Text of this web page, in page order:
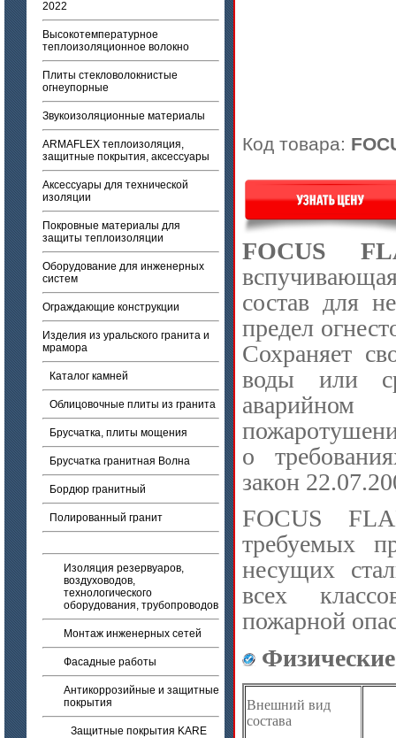
2022
Высокотемпературное
теплоизоляционное волокно
Плиты стекловолокнистые
огнеупорные
Звукоизоляционные материалы
ARMAFLEX теплоизоляция,
защитные покрытия, аксессуары
Аксессуары для технической
изоляции
Покровные материалы для
защиты теплоизоляции
Оборудование для инженерных
систем
Ограждающие конструкции
Изделия из уральского гранита и
мрамора
Каталог камней
Облицовочные плиты из гранита
Брусчатка, плиты мощения
Брусчатка гранитная Волна
Бордюр гранитный
Полированный гранит
Изоляция резервуаров,
воздуховодов,
технологического
оборудования, трубопроводов
Монтаж инженерных сетей
Фасадные работы
Антикоррозийные и защитные
покрытия
Защитные покрытия KARE
Код товара:
FOCUS
состав для
предел
Сохраняет
воды или
аварийном
о
закон
FOCUS
требуемых
несущих
всех
пожарной
Внешний вид
состава